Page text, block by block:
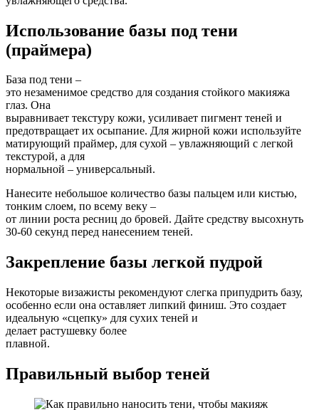
Использование базы под тени
(праймера)
База под тени –
это незаменимое средство для создания стойкого макияжа
глаз. Она
выравнивает текстуру кожи, усиливает пигмент теней и
предотвращает их осыпание. Для жирной кожи используйте
матирующий праймер, для сухой – увлажняющий с легкой
текстурой, а для
нормальной – универсальный.
Нанесите небольшое количество базы пальцем или кистью,
тонким слоем, по всему веку –
от линии роста ресниц до бровей. Дайте средству высохнуть
30-60 секунд перед нанесением теней.
Закрепление базы легкой пудрой
Некоторые визажисты рекомендуют слегка припудрить базу,
особенно если она оставляет липкий финиш. Это создает
идеальную «сцепку» для сухих теней и
делает растушевку более
плавной.
Правильный выбор теней